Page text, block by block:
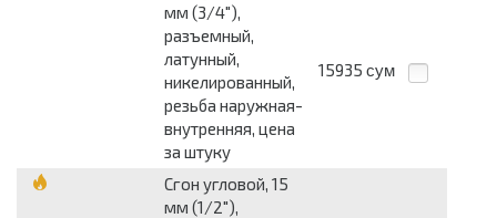
мм (3/4"),
разъемный,
латунный,
никелированный,
резьба наружная-
внутренняя, цена
за штуку
15935 сум
Сгон угловой, 15
мм (1/2"),